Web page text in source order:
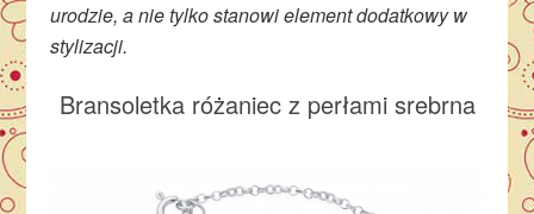
urodzie, a nie tylko stanowi element dodatkowy w
stylizacji.
Bransoletka różaniec z perłami srebrna